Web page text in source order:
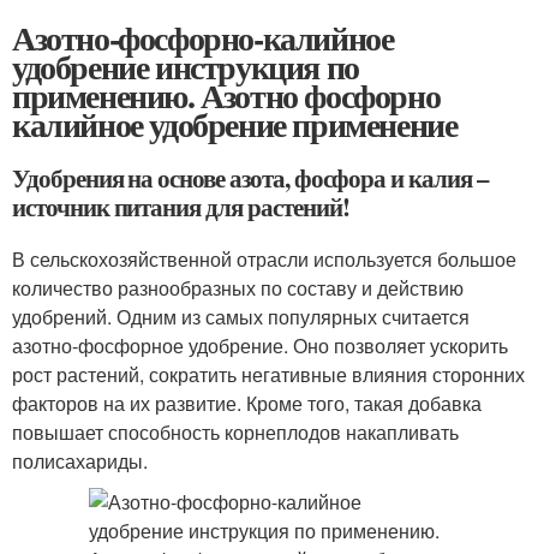
Азотно-фосфорно-калийное
удобрение инструкция по
применению. Азотно фосфорно
калийное удобрение применение
Удобрения на основе азота, фосфора и калия –
источник питания для растений!
В сельскохозяйственной отрасли используется большое
количество разнообразных по составу и действию
удобрений. Одним из самых популярных считается
азотно-фосфорное удобрение. Оно позволяет ускорить
рост растений, сократить негативные влияния сторонних
факторов на их развитие. Кроме того, такая добавка
повышает способность корнеплодов накапливать
полисахариды.